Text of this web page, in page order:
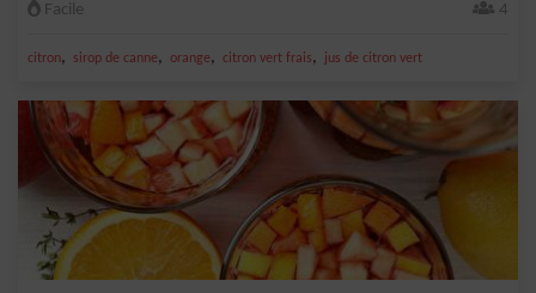
Facile 4
citron, sirop de canne, orange, citron vert frais, jus de citron vert